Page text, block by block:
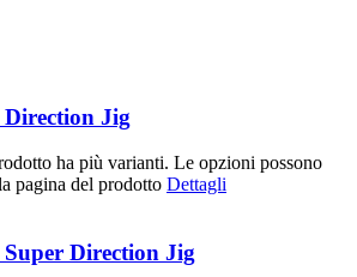
Jig
ha più varianti. Le opzioni possono
pagina del prodotto Dettagli
Direction Jig